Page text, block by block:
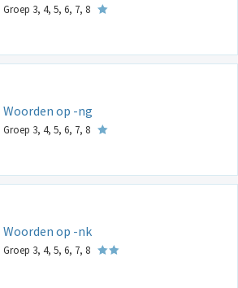
Groep 3, 4, 5, 6, 7, 8
Woorden op -ng
Groep 3, 4, 5, 6, 7, 8
Woorden op -nk
Groep 3, 4, 5, 6, 7, 8